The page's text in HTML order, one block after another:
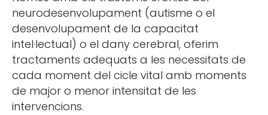
neurodesenvolupament (autisme o el
desenvolupament de la capacitat
intel·lectual) o el dany cerebral, oferim
tractaments adequats a les necessitats de
cada moment del cicle vital amb moments
de major o menor intensitat de les
intervencions.